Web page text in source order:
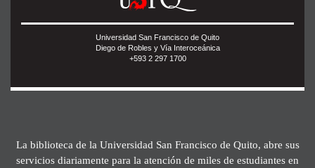
Universidad San Francisco de Quito
Diego de Robles y Vía Interoceánica
+593 2 297 1700
La biblioteca de la Universidad San Francisco de Quito, abre sus
servicios diariamente para la atención de miles de estudiantes en